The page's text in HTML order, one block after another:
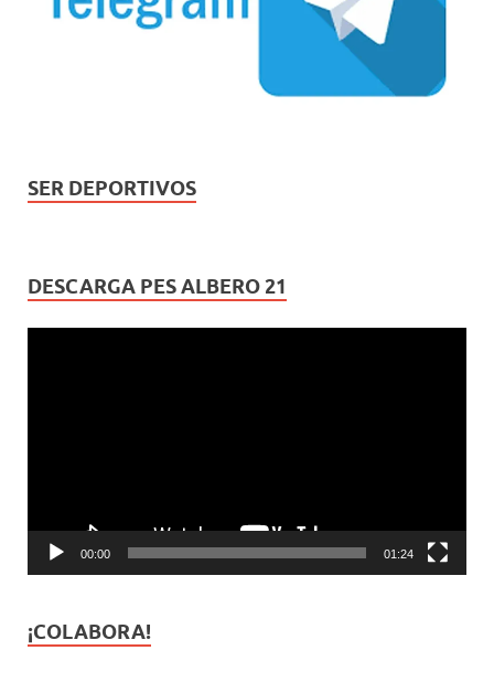
SER DEPORTIVOS
DESCARGA PES ALBERO 21
00:00 01:24
¡COLABORA!